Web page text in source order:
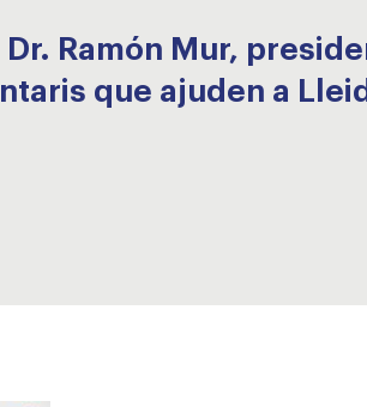
Dr. Ramón Mur,
que ajuden a